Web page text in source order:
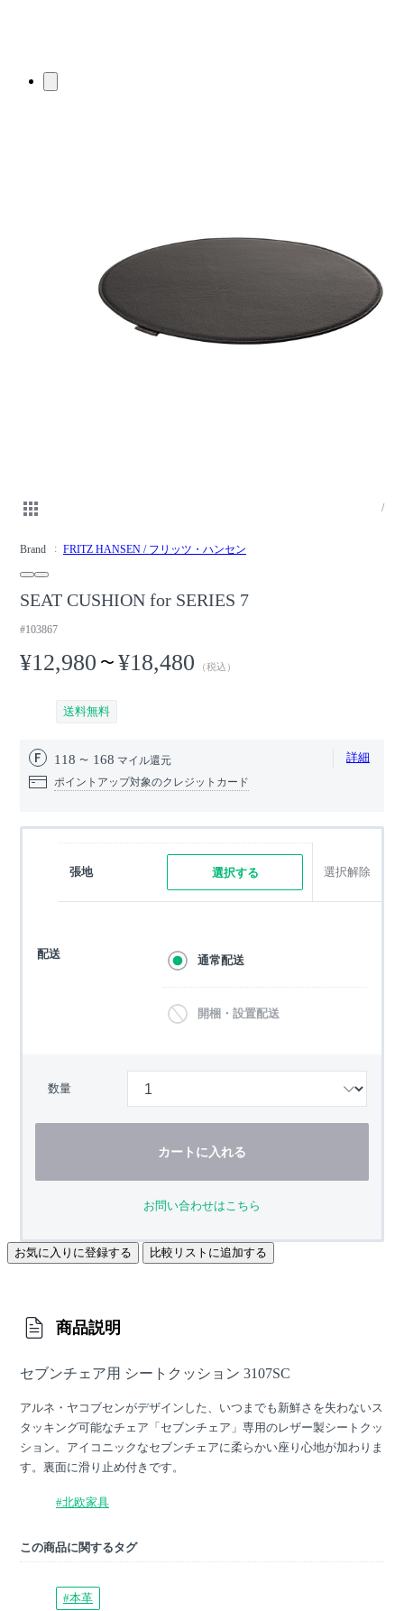
/
Brand FRITZ HANSEN / フリッツ・ハンセン
SEAT CUSHION for SERIES 7
#103867
¥12,980 〜 ¥18,480 （税込）
送料無料
118 168 マイル還元 詳細
ポイントアップ対象のクレジットカード
張地 選択する 選択解除
配送 通常配送
開梱・設置配送
数量
カートに入れる
お問い合わせはこちら
お気に入りに登録する 比較リストに追加する
商品説明
セブンチェア用 シートクッション 3107SC
アルネ・ヤコブセンがデザインした、いつまでも新鮮さを失わないス
タッキング可能なチェア「セブンチェア」専用のレザー製シートクッ
ション。アイコニックなセブンチェアに柔らかい座り心地が加わりま
す。裏面に滑り止め付きです。
#北欧家具
この商品に関するタグ
#本革